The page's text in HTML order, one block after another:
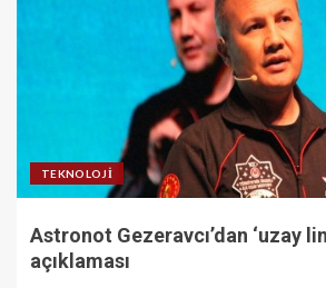
TEKNOLOJI
Astronot Gezeravcı’dan ‘uzay
açıklaması